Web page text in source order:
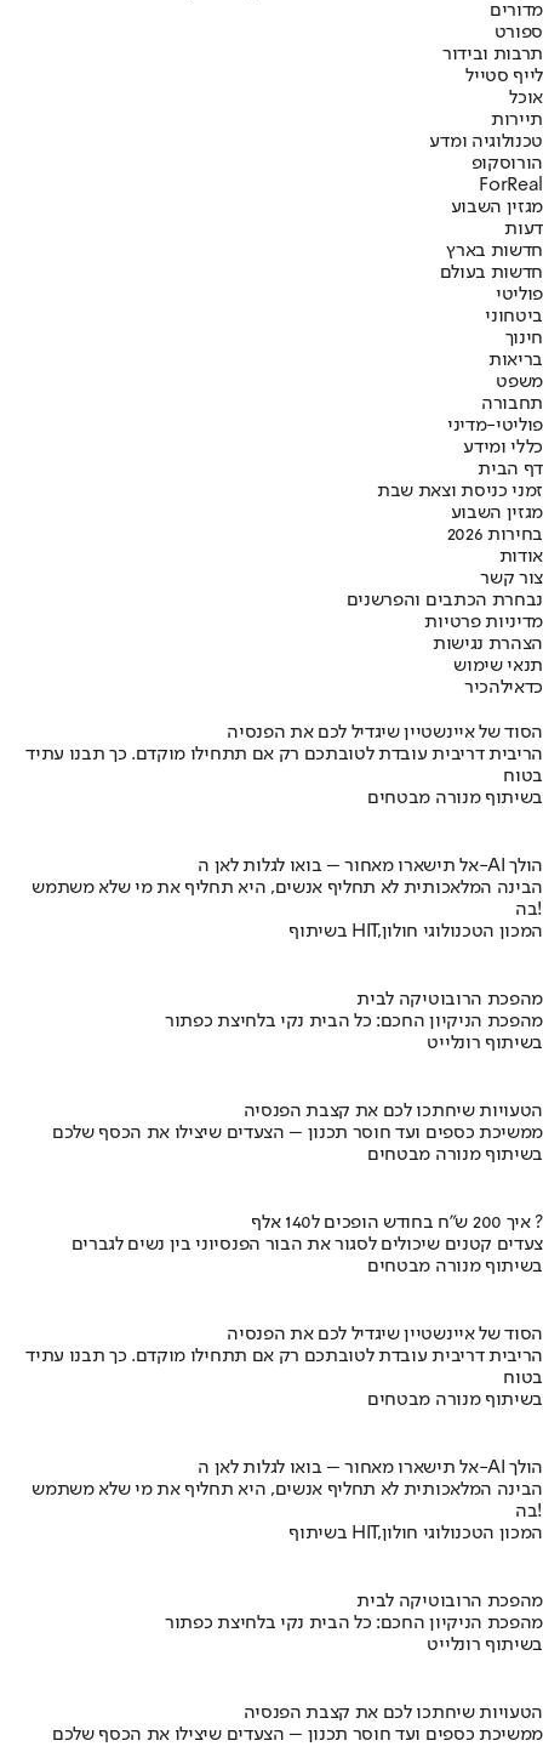
מדורים
ספורט
תרבות ובידור
לייף סטייל
אוכל
תיירות
טכנולוגיה ומדע
הורוסקופ
ForReal
מגזין השבוע
דעות
חדשות בארץ
חדשות בעולם
פוליטי
ביטחוני
חינוך
בריאות
משפט
תחבורה
פוליטי-מדיני
כללי ומידע
דף הבית
זמני כניסת וצאת שבת
מגזין השבוע
בחירות 2026
אודות
צור קשר
נבחרת הכתבים והפרשנים
מדיניות פרטיות
הצהרת נגישות
תנאי שימוש
כדאילהכיר
הסוד של איינשטיין שיגדיל לכם את הפנסיה
הריבית דריבית עובדת לטובתכם רק אם תתחילו מוקדם. כך תבנו עתיד
בטוח
בשיתוף מנורה מבטחים
אל תישארו מאחור – בואו לגלות לאן ה-AI הולך
הבינה המלאכותית לא תחליף אנשים, היא תחליף את מי שלא משתמש
בה!
בשיתוף HIT,המכון הטכנולוגי חולון
מהפכת הרובוטיקה לבית
מהפכת הניקיון החכם: כל הבית נקי בלחיצת כפתור
בשיתוף רונלייט
הטעויות שיחתכו לכם את קצבת הפנסיה
ממשיכת כספים ועד חוסר תכנון – הצעדים שיצילו את הכסף שלכם
בשיתוף מנורה מבטחים
איך 200 ש"ח בחודש הופכים ל140 אלף ?
צעדים קטנים שיכולים לסגור את הבור הפנסיוני בין נשים לגברים
בשיתוף מנורה מבטחים
הסוד של איינשטיין שיגדיל לכם את הפנסיה
הריבית דריבית עובדת לטובתכם רק אם תתחילו מוקדם. כך תבנו עתיד
בטוח
בשיתוף מנורה מבטחים
אל תישארו מאחור – בואו לגלות לאן ה-AI הולך
הבינה המלאכותית לא תחליף אנשים, היא תחליף את מי שלא משתמש
בה!
בשיתוף HIT,המכון הטכנולוגי חולון
מהפכת הרובוטיקה לבית
מהפכת הניקיון החכם: כל הבית נקי בלחיצת כפתור
בשיתוף רונלייט
הטעויות שיחתכו לכם את קצבת הפנסיה
ממשיכת כספים ועד חוסר תכנון – הצעדים שיצילו את הכסף שלכם